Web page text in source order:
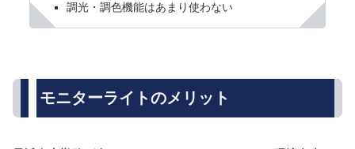
調光・調色機能はあまり使わない
モニターライトのメリット